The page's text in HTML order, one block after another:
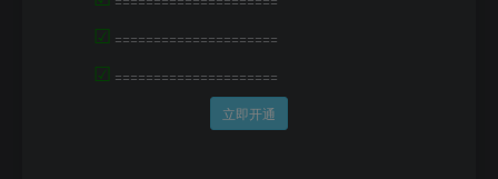
☑ =====================
☑ =====================
立即开通